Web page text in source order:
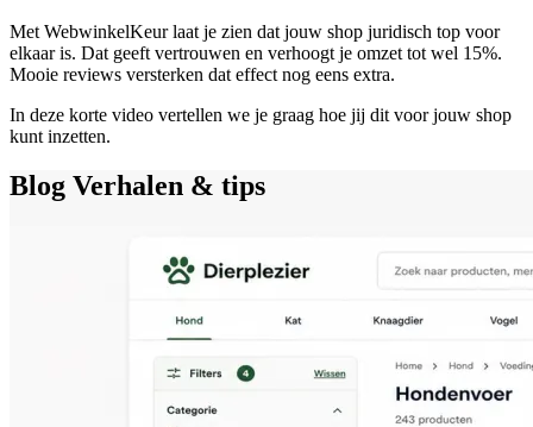
Met WebwinkelKeur laat je zien dat jouw shop juridisch top voor
elkaar is. Dat geeft vertrouwen en verhoogt je omzet tot wel 15%.
Mooie reviews versterken dat effect nog eens extra.
In deze korte video vertellen we je graag hoe jij dit voor jouw shop
kunt inzetten.
Blog Verhalen & tips